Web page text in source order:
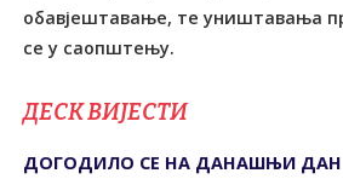
обавјештавање, те уништавања
се у саопштењу.
ДЕСК ВИЈЕСТИ
ДОГОДИЛО СЕ НА ДАНАШЊИ ДАН